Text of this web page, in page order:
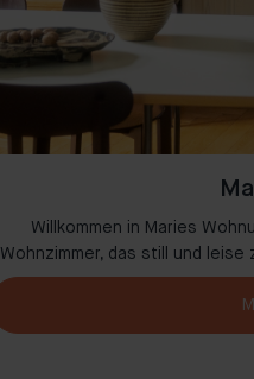
Willkommen in Maries
Wohnzimmer, das still und